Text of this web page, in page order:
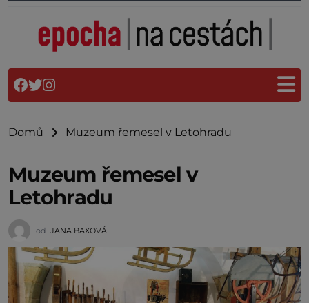
Domů Muzeum řemesel v Letohradu
Muzeum řemesel v
Letohradu
od JANA BAXOVÁ